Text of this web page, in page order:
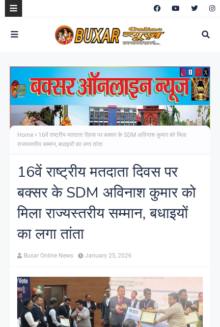
Home
16वें राष्ट्रीय मतदाता दिवस पर बक्सर के SDM अविनाश कुमार को मिला
राज्यस्तरीय सम्मान, बधाइयों का लगा तांता
16वें राष्ट्रीय मतदाता दिवस पर
बक्सर के SDM अविनाश कुमार को
मिला राज्यस्तरीय सम्मान, बधाइयों
का लगा तांता
Buxar Online News January 25, 2026